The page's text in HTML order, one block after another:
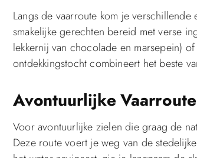
Langs de vaarroute kom je
smakelijke gerechten bereid met verse
lekkernij van chocolade en marsepein)
ontdekkingstocht combineert het beste
Avontuurlijke
Voor avontuurlijke zielen die graag de
Deze route voert je weg van de